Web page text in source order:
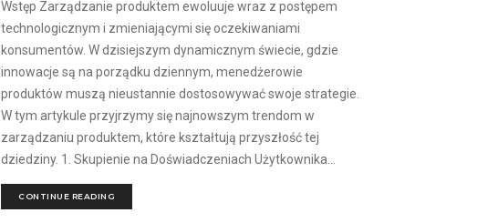
Wstęp Zarządzanie produktem ewoluuje wraz z postępem
technologicznym i zmieniającymi się oczekiwaniami
konsumentów. W dzisiejszym dynamicznym świecie, gdzie
innowacje są na porządku dziennym, menedżerowie
produktów muszą nieustannie dostosowywać swoje strategie.
W tym artykule przyjrzymy się najnowszym trendom w
zarządzaniu produktem, które kształtują przyszłość tej
dziedziny. 1. Skupienie na Doświadczeniach Użytkownika...
CONTINUE READING